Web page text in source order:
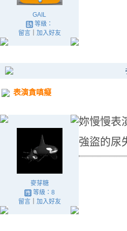
GAIL
等級：
留言｜ 加入好友
表演貪嗔癡
麥芽糖
等級：8
留言｜ 加入好友
妳慢慢表
強盜的尿